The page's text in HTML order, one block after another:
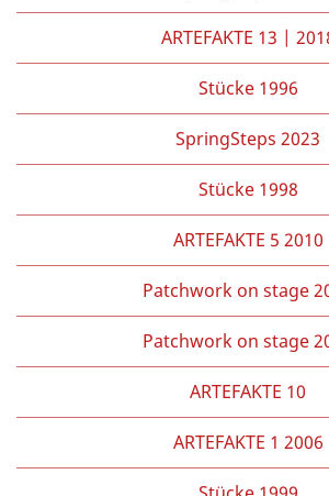
ARTEFAKTE 13 |
Stücke 1996
SpringSteps 2023
Stücke 1998
ARTEFAKTE 5 2010
Patchwork on stage
Patchwork on stage
ARTEFAKTE 10
ARTEFAKTE 1 2006